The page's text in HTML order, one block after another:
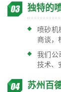
独特的
喷砂机
商谈，
我们公
技术、
苏州百